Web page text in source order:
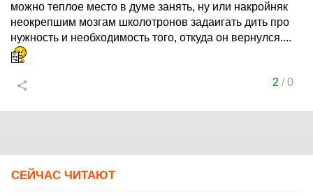
можно теплое место в думе занять, ну или накройняк
неокрепшим мозгам школотронов задаигать дить про
нужность и необходимость того, откуда он вернулся....
2 /0
СЕЙЧАС ЧИТАЮТ